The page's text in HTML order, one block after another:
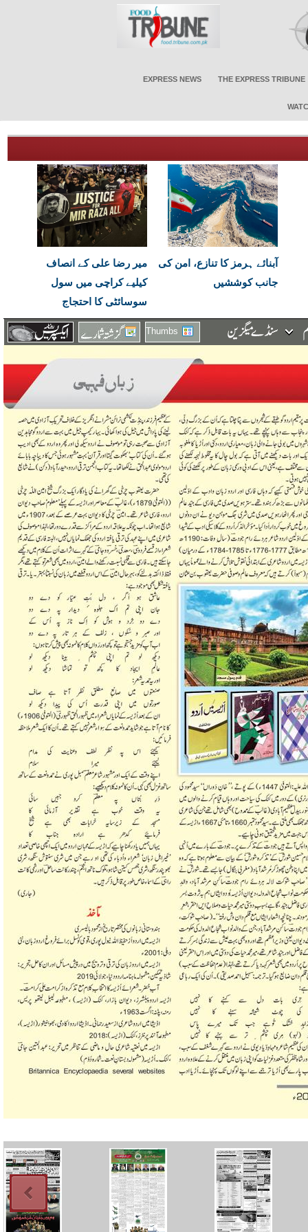
EXPRESS NEWS THE EXPRESS TRIBUNE
آبنائے ہرمز کا تنازع، امن کی
جانب کوششیں
میر رضا علی کے انصاف
کیلیے کراچی میں سول
سوسائٹی کا احتجاج
Thumbs